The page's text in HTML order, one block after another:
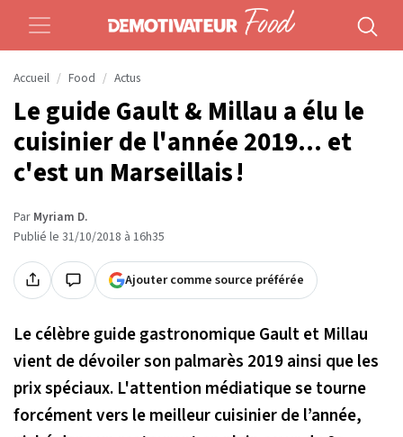
Accueil Food Actus
Le guide Gault & Millau a élu le
cuisinier de l'année 2019... et
c'est un Marseillais !
Par Myriam D.
Publié le 31/10/2018 à 16h35
Ajouter comme source préférée
Le célèbre guide gastronomique Gault et Millau
vient de dévoiler son palmarès 2019 ainsi que les
prix spéciaux. L'attention médiatique se tourne
forcément vers le meilleur cuisinier de l’année,